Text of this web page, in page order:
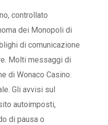
controllato
dei Monopoli di
di comunicazione
Molti messaggi di
di Wonaco Casino.
Gli avvisi sul
autoimposti,
di pausa o